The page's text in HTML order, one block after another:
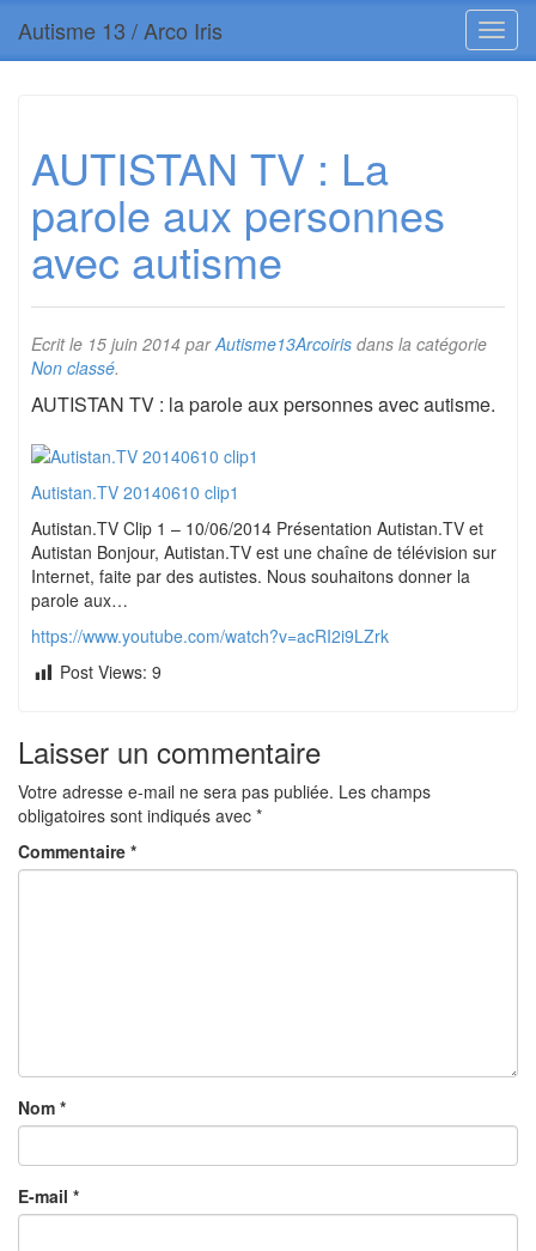
Autisme 13 / Arco Iris
AUTISTAN TV : La
parole aux personnes
avec autisme
Ecrit le 15 juin 2014 parAutisme13Arcoiris dans la catégorie
Non classé.
AUTISTAN TV : la parole aux personnes avec autisme.
Autistan.TV 20140610 clip1
Autistan.TV Clip 1 – 10/06/2014 Présentation Autistan.TV et
Autistan Bonjour, Autistan.TV est une chaîne de télévision sur
Internet, faite par des autistes. Nous souhaitons donner la
parole aux…
https://www.youtube.com/watch?v=acRI2i9LZrk
Post Views: 9
Laisser un commentaire
Votre adresse e-mail ne sera pas publiée. Les champs
obligatoires sont indiqués avec *
Commentaire *
Nom *
E-mail *